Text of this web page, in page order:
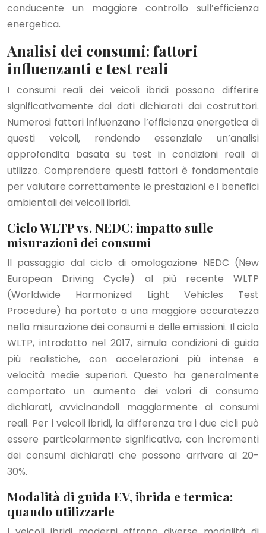
conducente un maggiore controllo sull’efficienza
energetica.
Analisi dei consumi: fattori
influenzanti e test reali
I consumi reali dei veicoli ibridi possono differire
significativamente dai dati dichiarati dai costruttori.
Numerosi fattori influenzano l’efficienza energetica di
questi veicoli, rendendo essenziale un’analisi
approfondita basata su test in condizioni reali di
utilizzo. Comprendere questi fattori è fondamentale
per valutare correttamente le prestazioni e i benefici
ambientali dei veicoli ibridi.
Ciclo WLTP vs. NEDC: impatto sulle
misurazioni dei consumi
Il passaggio dal ciclo di omologazione NEDC (New
European Driving Cycle) al più recente WLTP
(Worldwide Harmonized Light Vehicles Test
Procedure) ha portato a una maggiore accuratezza
nella misurazione dei consumi e delle emissioni. Il ciclo
WLTP, introdotto nel 2017, simula condizioni di guida
più realistiche, con accelerazioni più intense e
velocità medie superiori. Questo ha generalmente
comportato un aumento dei valori di consumo
dichiarati, avvicinandoli maggiormente ai consumi
reali. Per i veicoli ibridi, la differenza tra i due cicli può
essere particolarmente significativa, con incrementi
dei consumi dichiarati che possono arrivare al 20-
30%.
Modalità di guida EV, ibrida e termica:
quando utilizzarle